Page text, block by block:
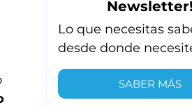
Newsletter!
Lo que necesitas
desde donde
SABER MÁS